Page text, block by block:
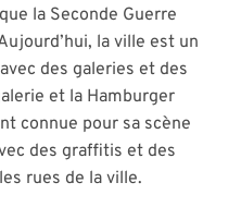
la Seconde Guerre
la ville est un
des galeries et des
et la Hamburger
connue pour sa scène
des graffitis et des
rues de la ville.